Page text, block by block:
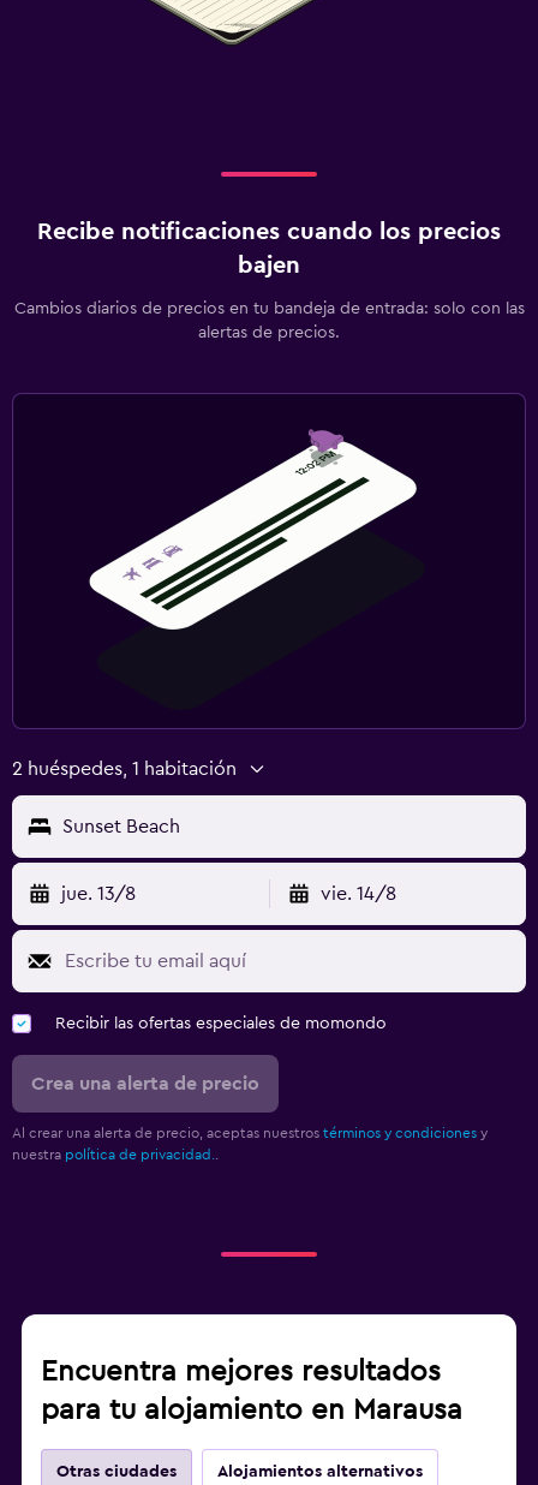
Recibe notificaciones cuando los precios
bajen
Cambios diarios de precios en tu bandeja de entrada: solo con las
alertas de precios.
2 huéspedes, 1 habitación
Sunset Beach
jue. 13/8 vie. 14/8
Recibir las ofertas especiales de momondo
Crea una alerta de precio
Al crear una alerta de precio, aceptas nuestros términos y condiciones y
nuestra política de privacidad.
Encuentra mejores resultados
para tu alojamiento en Marausa
Otras ciudades Alojamientos alternativos